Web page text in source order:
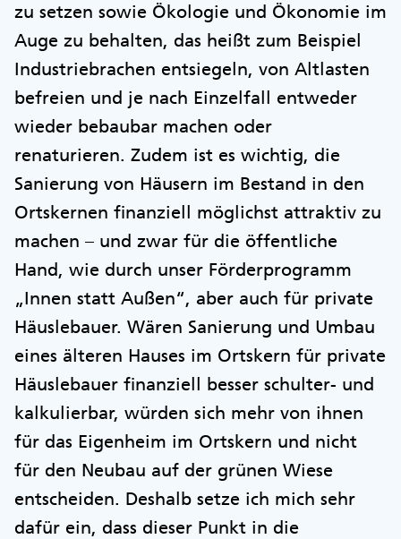
zu setzen sowie Ökologie und Ökonomie im
Auge zu behalten, das heißt zum Beispiel
Industriebrachen entsiegeln, von Altlasten
befreien und je nach Einzelfall entweder
wieder bebaubar machen oder
renaturieren. Zudem ist es wichtig, die
Sanierung von Häusern im Bestand in den
Ortskernen finanziell möglichst attraktiv zu
machen – und zwar für die öffentliche
Hand, wie durch unser Förderprogramm
„Innen statt Außen“, aber auch für private
Häuslebauer. Wären Sanierung und Umbau
eines älteren Hauses im Ortskern für private
Häuslebauer finanziell besser schulter- und
kalkulierbar, würden sich mehr von ihnen
für das Eigenheim im Ortskern und nicht
für den Neubau auf der grünen Wiese
entscheiden. Deshalb setze ich mich sehr
dafür ein, dass dieser Punkt in die